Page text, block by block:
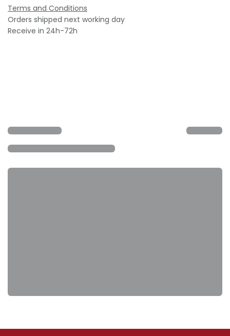
Terms and Conditions
Orders shipped next working day
Receive in 24h-72h